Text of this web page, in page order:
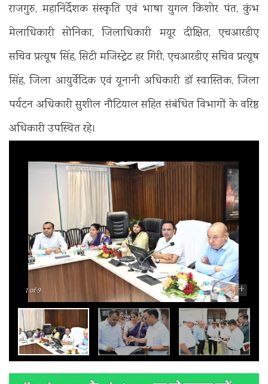
राजगुरु, महानिर्देशक संस्कृति एवं भाषा युगल किशोर पंत, कुंभ
मेलाधिकारी सोनिका, जिलाधिकारी मयूर दीक्षित, एचआरडीए
सचिव प्रत्यूष सिंह, सिटी मजिस्ट्रेट हर गिरी, एचआरडीए सचिव प्रत्यूष
सिंह, जिला आयुर्वेदिक एवं यूनानी अधिकारी डॉ स्वास्तिक, जिला
पर्यटन अधिकारी सुशील नौटियाल सहित संबंधित विभागों के वरिष्ठ
अधिकारी उपस्थित रहे।
1of 9 - +